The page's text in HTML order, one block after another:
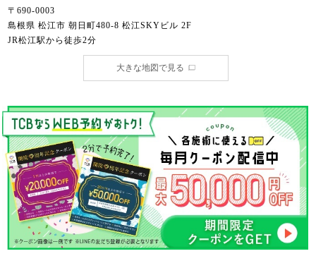
〒690-0003
島根県 松江市 朝日町480-8 松江SKYビル 2F
JR松江駅から徒歩2分
大きな地図で見る